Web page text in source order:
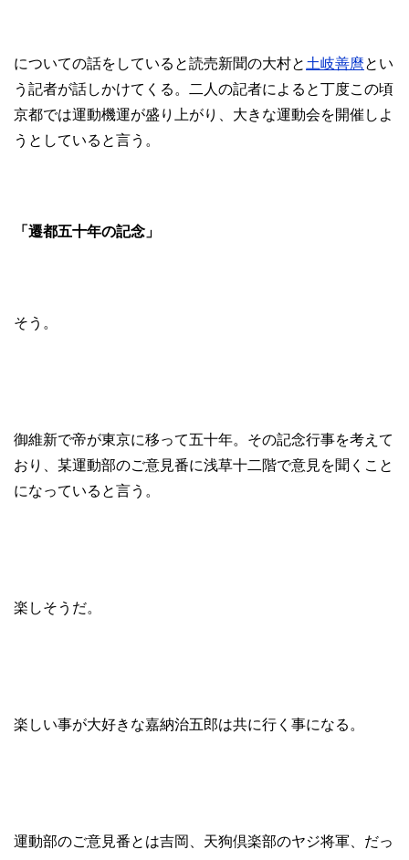
についての話をしていると読売新聞の大村と 土岐善麿とい
う記者が話しかけてくる。二人の記者によると丁度この頃
京都では運動機運が盛り上がり、大きな運動会を開催しよ
うとしていると言う。
「遷都五十年の記念」
そう。
御維新で帝が東京に移って五十年。その記念行事を考えて
おり、某運動部のご意見番に浅草十二階で意見を聞くこと
になっていると言う。
楽しそうだ。
楽しい事が大好きな嘉納治五郎は共に行く事になる。
運動部のご意見番とは吉岡、天狗倶楽部のヤジ将軍、だっ